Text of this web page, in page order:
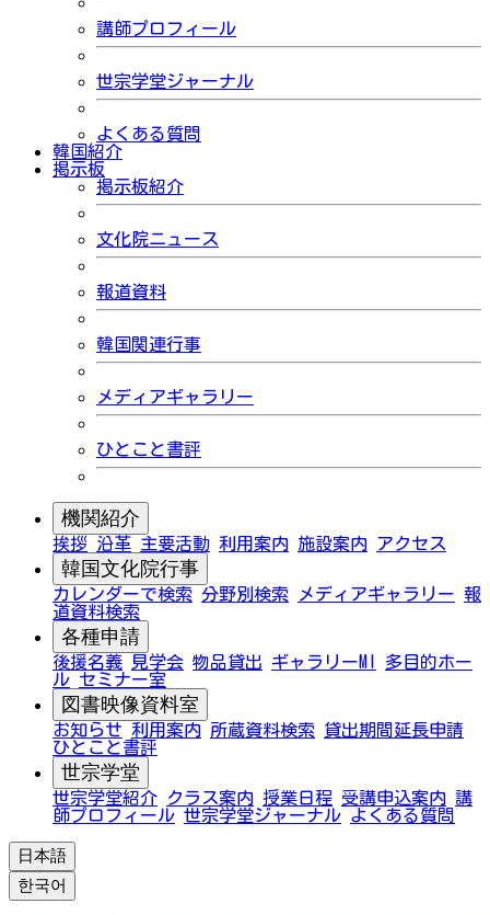
講師プロフィール
世宗学堂ジャーナル
よくある質問
韓国紹介
掲示板
掲示板紹介
文化院ニュース
報道資料
韓国関連行事
メディアギャラリー
ひとこと書評
機関紹介
挨拶 沿革 主要活動 利用案内 施設案内 アクセス
韓国文化院行事
カレンダーで検索 分野別検索 メディアギャラリー 報
道資料検索
各種申請
後援名義 見学会 物品貸出 ギャラリーMI
多目的ホー
ル セミナー室
図書映像資料室
お知らせ 利用案内 所蔵資料検索
貸出期間延長申請
ひとこと書評
世宗学堂
世宗学堂紹介 クラス案内 授業日程 受講申込案内 講
師プロフィール 世宗学堂ジャーナル よくある質問
日本語
한국어